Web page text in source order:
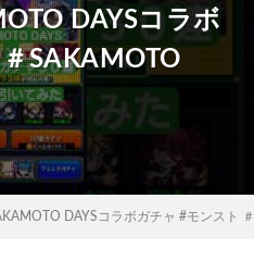
DAYSコラボ
SAKAMOTO
DAYSコラボガチャ #モンスト